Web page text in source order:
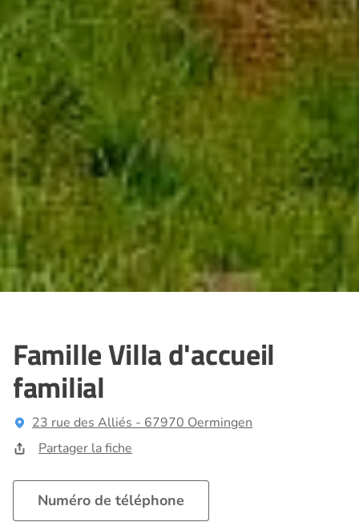
Famille Villa d'accueil
familial
23 rue des Alliés - 67970 Oermingen
Partager la fiche
Numéro de téléphone